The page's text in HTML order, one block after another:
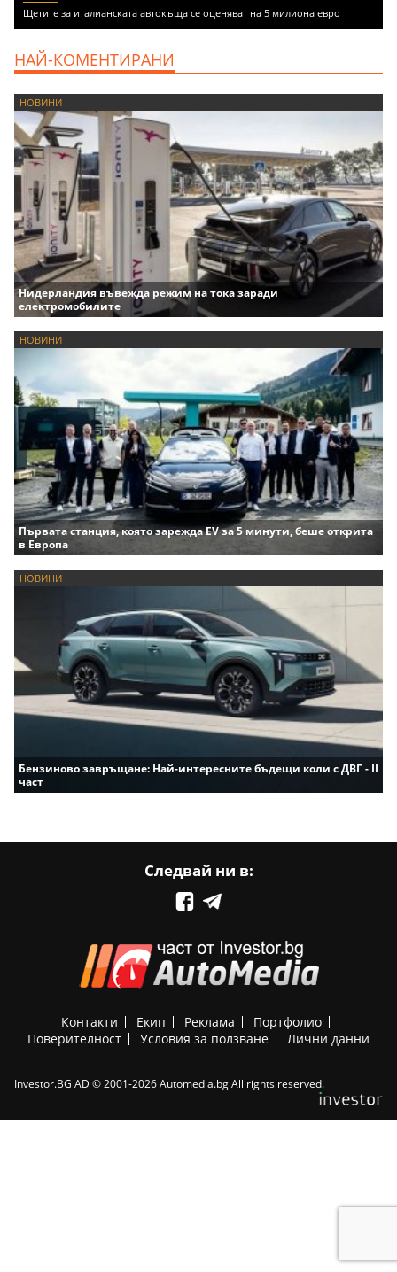
Щетите за италианската автокъща се оценяват на 5 милиона евро
НАЙ-КОМЕНТИРАНИ
НОВИНИ
Нидерландия въвежда режим на тока заради
електромобилите
НОВИНИ
Първата станция, която зарежда EV за 5 минути, беше открита
в Европа
НОВИНИ
Бензиново завръщане: Най-интересните бъдещи коли с ДВГ - II
част
Следвай ни в:
Контакти Екип Реклама
Портфолио
Поверителност
Условия за ползване Лични данни
Investor.BG AD © 2001-2026 Automedia.bg All rights reserved.